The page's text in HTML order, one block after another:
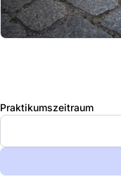
Praktikumszeitraum